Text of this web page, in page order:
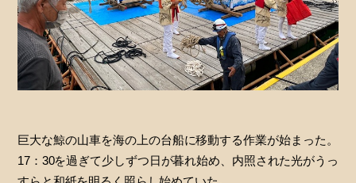
巨大な鯨の山車を海の上の台船に移動する作業が始まった。
17：30を過ぎて少しずつ日が暮れ始め、内照された光がうっ